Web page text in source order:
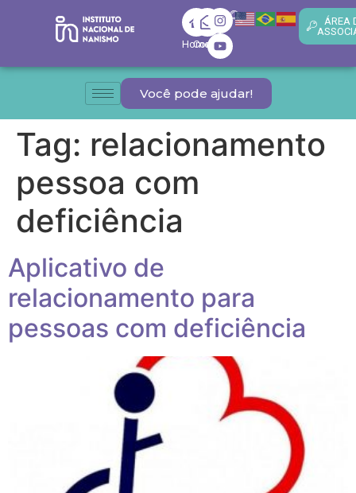
Home
Contato
ÁREA
Você pode ajudar!
Tag: relacionamento
pessoa com
deficiência
Aplicativo de
relacionamento para
pessoas com deficiência